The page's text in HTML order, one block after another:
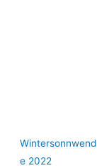
Wintersonnwend
e 2022